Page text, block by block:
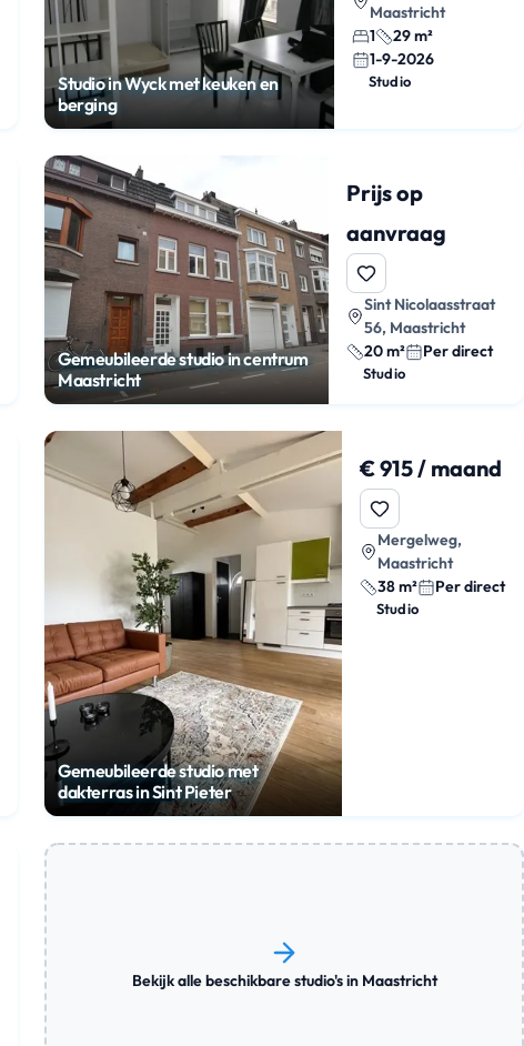
Studio in Wyck met keuken en
berging
Maastricht
1
29 m²
1-9-2026
Studio
Gemeubileerde studio in centrum
Maastricht
Prijs op
aanvraag
Sint Nicolaasstraat
56, Maastricht
20 m²
Per direct
Studio
Gemeubileerde studio met
dakterras in Sint Pieter
€ 915 / maand
Mergelweg,
Maastricht
38 m²
Per direct
Studio
Bekijk alle beschikbare studio's in Maastricht